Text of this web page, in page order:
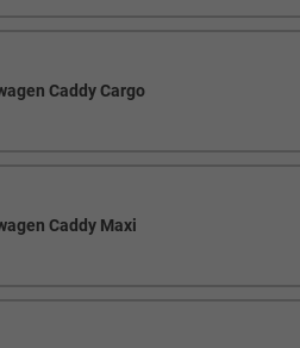
Caddy Cargo
Caddy Maxi